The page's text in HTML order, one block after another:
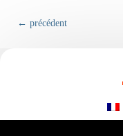
← précédent